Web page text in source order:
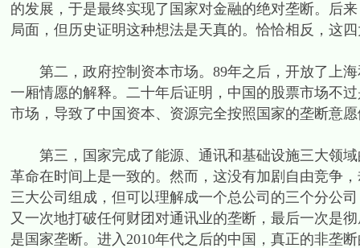
的发展，于是最终实现了国家对金融的绝对垄断。后
局面，但历史证明这种想法是天真的。恰恰相反，这
第二，政府控制资本市场。89年之后，开放了上海
一厢情愿的解释。二十年后证明，中国的股票市场不
市场，导致了中国资本、资源完全按照国家的垄断意
第三，国家完成了能源、通讯和基础设施三大领域
革命在时间上是一致的。然而，这没有加剧自由竞争
三大公司组成，但可以理解成一个总公司的三个分公
又一次地打破任何财团对通讯业的垄断，最后一次是
是国家垄断。进入2010年代之后的中国，真正的非垄